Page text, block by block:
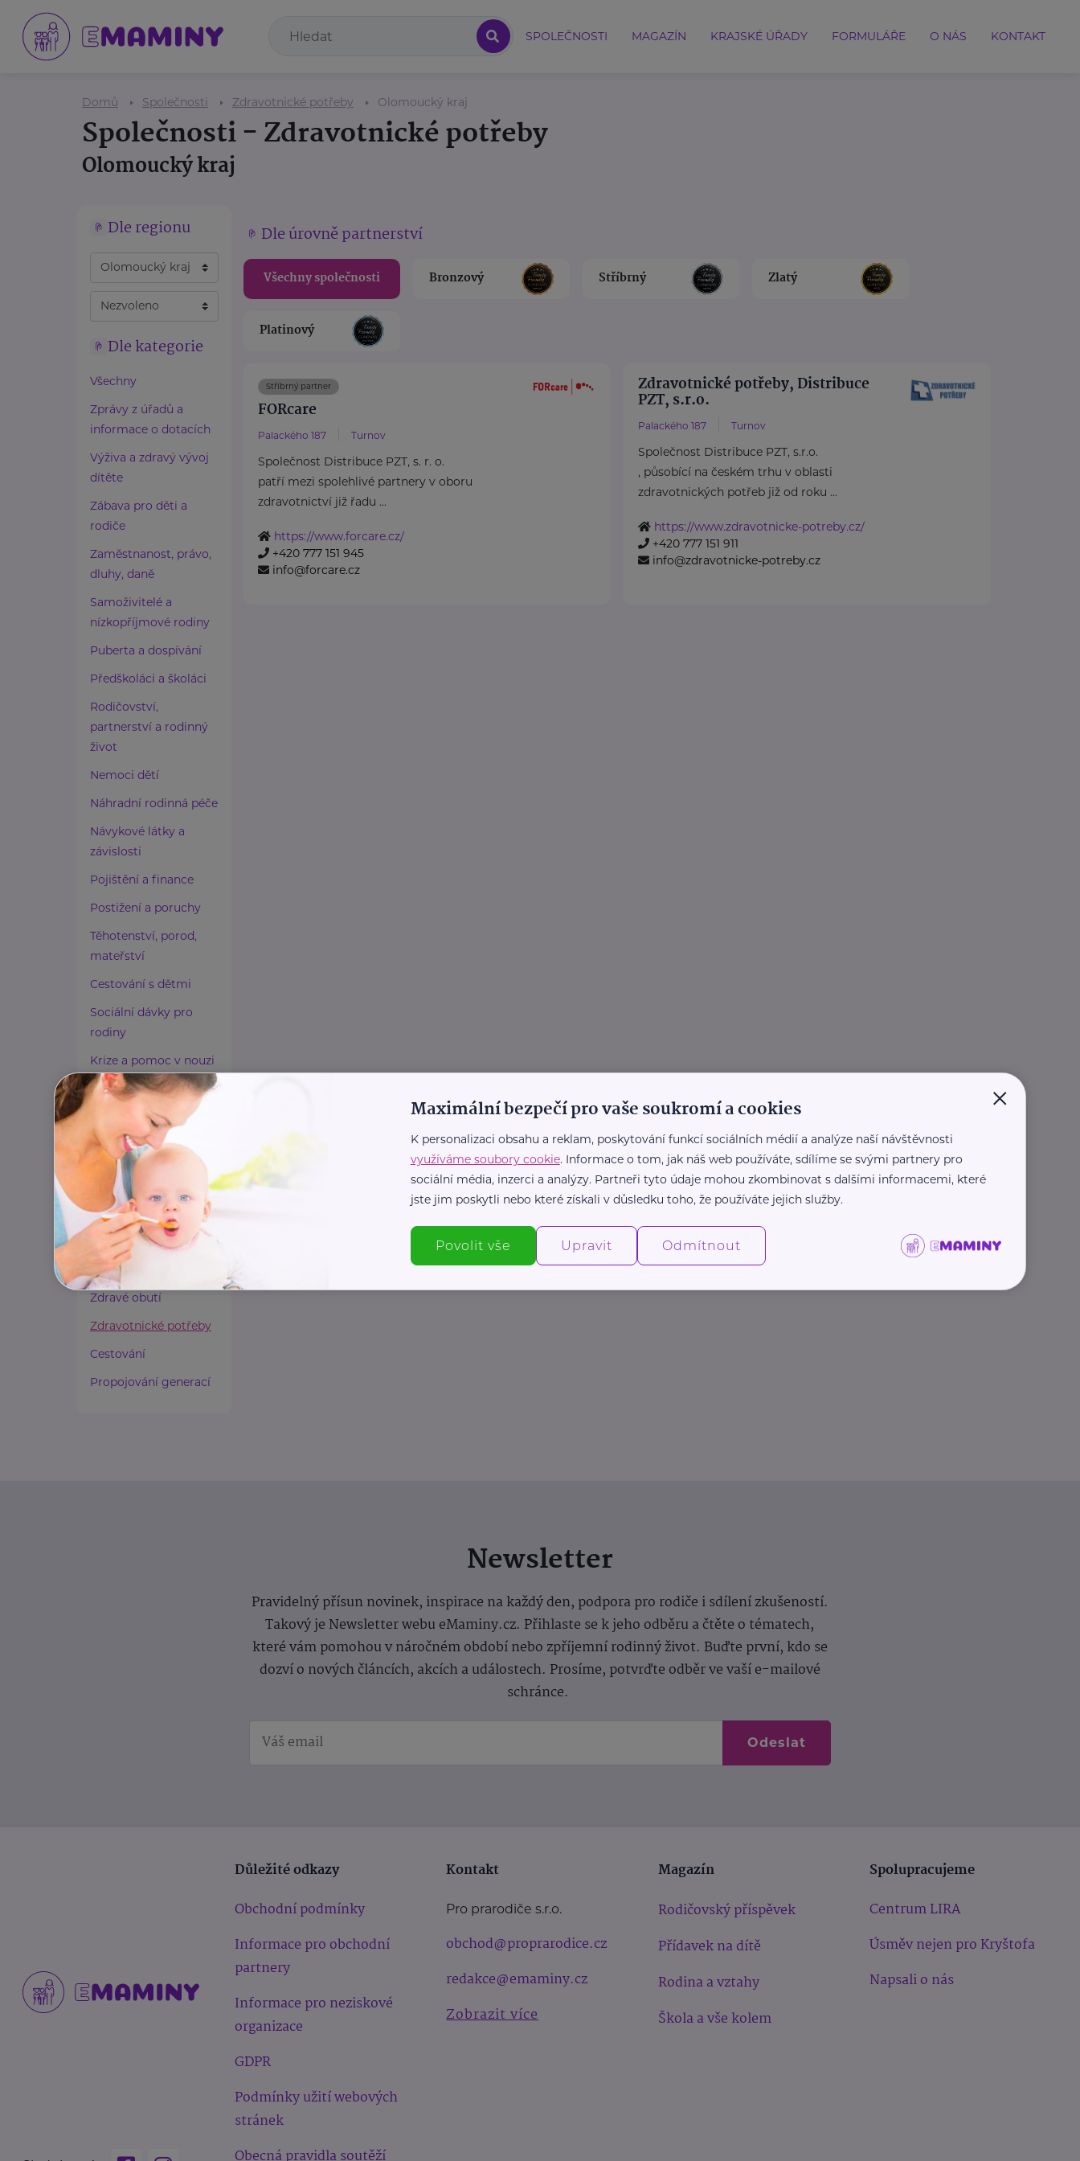
SPOLEČNOSTI MAGAZÍN KRAJSKÉ ÚŘADY FORMULÁŘE O NÁS KONTAKT
Domů Společnosti Zdravotnické potřeby Olomoucký kraj
Společnosti - Zdravotnické potřeby
Olomoucký kraj
Dle regionu
Dle kategorie
Všechny
Zprávy z úřadů a
informace o dotacích
Výživa a zdravý vývoj
dítěte
Zábava pro děti a
rodiče
Zaměstnanost, právo,
dluhy, daně
Samoživitelé a
nízkopříjmové rodiny
Puberta a dospívání
Předškoláci a školáci
Rodičovství,
partnerství a rodinný
život
Nemoci dětí
Náhradní rodinná péče
Návykové látky a
závislosti
Pojištění a finance
Postižení a poruchy
Těhotenství, porod,
mateřství
Cestování s dětmi
Sociální dávky pro
rodiny
Krize a pomoc v nouzi
Paliativní péče
Rady a tipy
Harmonie duše a těla
Zaměstnávání osob ze
zdravotním
postižením
Lázeňství a wellness
Zdravé spaní a sezení
Zdravé obutí
Zdravotnické potřeby
Cestování
Propojování generací
Dle úrovně partnerství
Všechny společnosti Bronzový Stříbrný Zlatý
Platinový
Stříbrný partner
FORcare
Palackého 187 Turnov
Společnost Distribuce PZT, s. r. o.
patří mezi spolehlivé partnery v oboru
zdravotnictví již řadu ...
https://www.forcare.cz/
+420 777 151 945
info@forcare.cz
Zdravotnické potřeby, Distribuce
PZT, s.r.o.
Palackého 187 Turnov
Společnost Distribuce PZT, s.r.o.
, působící na českém trhu v oblasti
zdravotnických potřeb již od roku ...
https://www.zdravotnicke-potreby.cz/
+420 777 151 911
info@zdravotnicke-potreby.cz
Newsletter
Pravidelný přísun novinek, inspirace na každý den, podpora pro rodiče i sdílení zkušeností.
Takový je Newsletter webu eMaminy.cz. Přihlaste se k jeho odběru a čtěte o tématech,
které vám pomohou v náročném období nebo zpříjemní rodinný život. Buďte první, kdo se
dozví o nových článcích, akcích a událostech. Prosíme, potvrďte odběr ve vaší e-mailové
schránce.
Odeslat
Důležité odkazy
Obchodní podmínky
Informace pro obchodní
partnery
Informace pro neziskové
organizace
GDPR
Podmínky užití webových
stránek
Obecná pravidla soutěží
Kontakt
Pro prarodiče s.r.o.
obchod@proprarodice.cz
redakce@emaminy.cz
Zobrazit více
Magazín
Rodičovský příspěvek
Přídavek na dítě
Rodina a vztahy
Škola a vše kolem
Spolupracujeme
Centrum LIRA
Úsměv nejen pro Kryštofa
Napsali o nás
×
Maximální bezpečí pro vaše soukromí a cookies
K personalizaci obsahu a reklam, poskytování funkcí sociálních médií a analýze naší návštěvnosti
využíváme soubory cookie. Informace o tom, jak náš web používáte, sdílíme se svými partnery pro
sociální média, inzerci a analýzy. Partneři tyto údaje mohou zkombinovat s dalšími informacemi, které
jste jim poskytli nebo které získali v důsledku toho, že používáte jejich služby.
Povolit vše Upravit Odmítnout